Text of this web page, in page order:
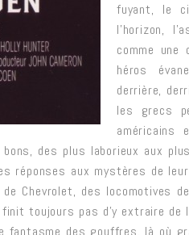
fuyant, le
l’horizon,
comme
héros
derrière,
les grecs
américains
des plus laborieux aux
réponses aux mystères de
Chevrolet, des locomotives
finit toujours pas d’y extraire
fantasme des gouffres, là